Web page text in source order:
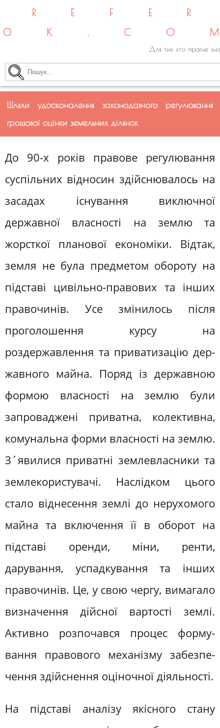
Для тих хто прагне
Шляхи удосконалення законодавчого регулювання
грошової оцінки земельних ділянок
До 90-х років правове регулю­вання
суспільних відносин здійснювалось на
засадах існу­вання виключної
державної власності на землю та
жорсткої планової еко­номіки. Відтак,
земля не була предме­том обороту на
підставі цивільно-пра­вових та інших
правочинів. Усе зміни­лось після
проголошення курсу на
роздержавлення та приватизацію дер­
жавного майна. Поряд із державною
формою власності на землю були
запроваджені приватна, колективна,
комунальна форми власності на зем­лю.
З´явилися приватні землевласни­ки та
землекористувачі. Наслідком цього
стало віднесення землі до неру­хомого
майна та включення її в обо­рот на
підставі оренди, міни, ренти,
дарування, успадкування та інших
правочинів. Це, у свою чергу, вимага­ло
визначення дійсної вартості землі.
Активно розпочався процес форму­
вання правового механізму забезпе­
чення здійснення оціночної діяль­ності.
На підставі аналізу якісного стану